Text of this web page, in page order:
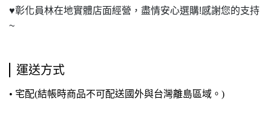
♥彰化員林在地實體店面經營，盡情安心選購!感謝您的支持
~
運送方式
• 宅配(結帳時商品不可配送國外與台灣離島區域。)